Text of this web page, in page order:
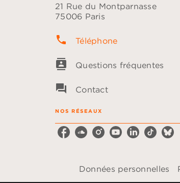
21 Rue du Montparnasse
75006 Paris
phone Téléphone
contacts Questions fréquentes
question_answer Contact
NOS RÉSEAUX
Données personnelles